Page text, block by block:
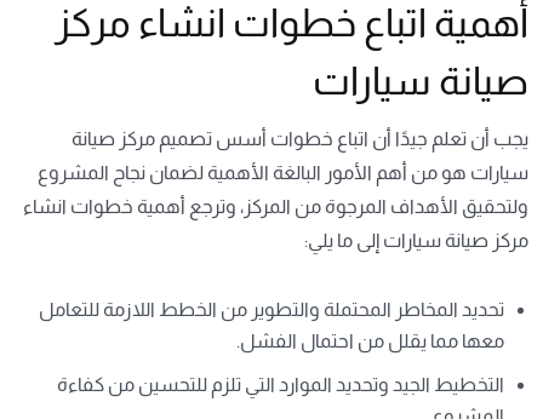
أهمية اتباع خطوات انشاء مركز
صيانة سيارات
يجب أن تعلم جيدًا أن اتباع خطوات أسس تصميم مركز صيانة
سيارات هو من أهم الأمور البالغة الأهمية لضمان نجاح المشروع
ولتحقيق الأهداف المرجوة من المركز، وترجع أهمية خطوات انشاء
مركز صيانة سيارات إلى ما يلي:
تحديد المخاطر المحتملة والتطوير من الخطط اللازمة للتعامل
معها مما يقلل من احتمال الفشل.
التخطيط الجيد وتحديد الموارد التي تلزم للتحسين من كفاءة